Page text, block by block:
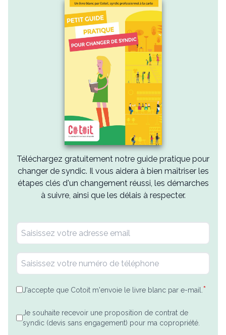
Téléchargez gratuitement notre guide pratique pour
changer de syndic. Il vous aidera à bien maîtriser les
étapes clés d'un changement réussi, les démarches
à suivre, ainsi que les délais à respecter.
J'accepte que Cotoit m'envoie le livre blanc par e-mail. *
Je souhaite recevoir une proposition de contrat de
syndic (devis sans engagement) pour ma copropriété.